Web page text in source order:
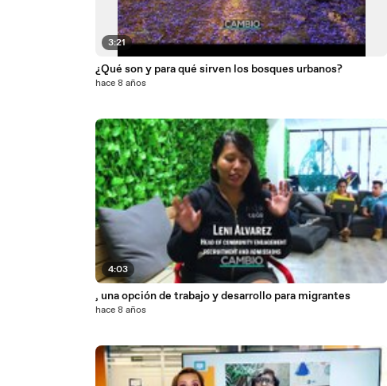
3:21
¿Qué son y para qué sirven los bosques urbanos?
hace 8 años
4:03
, una opción de trabajo y desarrollo para migrantes
hace 8 años